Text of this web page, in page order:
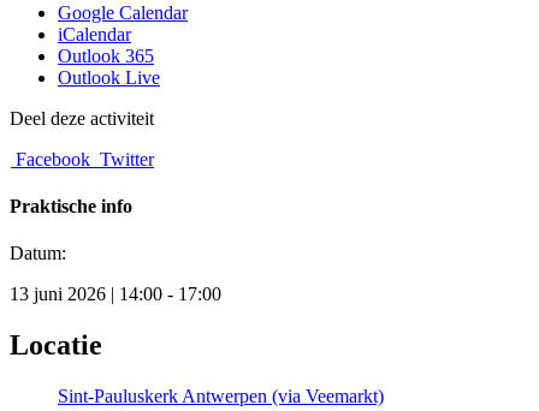
Google Calendar
iCalendar
Outlook 365
Outlook Live
Deel deze activiteit
Facebook Twitter
Praktische info
Datum:
13 juni 2026 | 14:00 - 17:00
Locatie
Sint-Pauluskerk Antwerpen (via Veemarkt)